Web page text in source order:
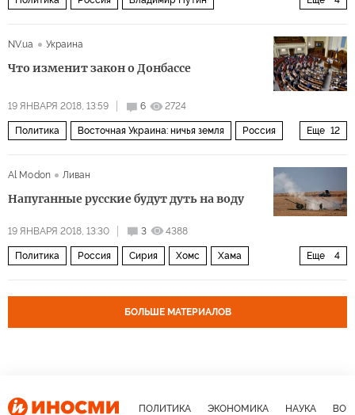
президент
NV.ua Украина
Что изменит закон о Донбассе
19 ЯНВАРЯ 2018, 13:59 6 2724
Еще 12
Политика Восточная Украина: ничья земля Россия
Al Modon Ливан
Напуганные русские будут дуть на воду
19 ЯНВАРЯ 2018, 13:30 3 4388
Еще 4
Политика Россия Сирия Хомс Хама
Операция России в Сирии
БОЛЬШЕ МАТЕРИАЛОВ
ПОЛИТИКА ЭКОНОМИКА НАУКА